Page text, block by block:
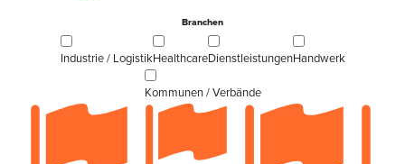
Branchen
Industrie / LogistikHealthcareDienstleistungenHandwerk
Kommunen / Verbände